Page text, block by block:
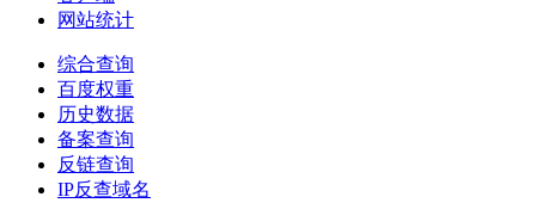
网站统计
综合查询
百度权重
历史数据
备案查询
反链查询
IP反查域名